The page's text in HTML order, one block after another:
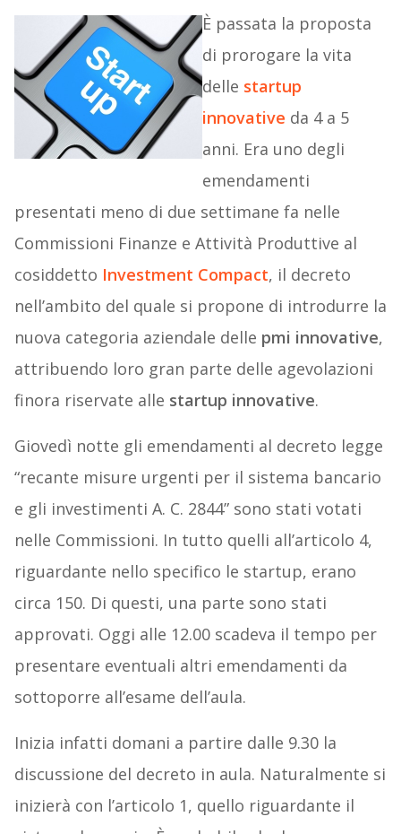
È passata la proposta
di prorogare la vita
delle startup
innovative da 4 a 5
anni. Era uno degli
emendamenti
presentati meno di due settimane fa nelle
Commissioni Finanze e Attività Produttive al
cosiddetto Investment Compact, il decreto
nell’ambito del quale si propone di introdurre la
nuova categoria aziendale delle pmi innovative,
attribuendo loro gran parte delle agevolazioni
finora riservate alle startup innovative.
Giovedì notte gli emendamenti al decreto legge
“recante misure urgenti per il sistema bancario
e gli investimenti A. C. 2844” sono stati votati
nelle Commissioni. In tutto quelli all’articolo 4,
riguardante nello specifico le startup, erano
circa 150. Di questi, una parte sono stati
approvati. Oggi alle 12.00 scadeva il tempo per
presentare eventuali altri emendamenti da
sottoporre all’esame dell’aula.
Inizia infatti domani a partire dalle 9.30 la
discussione del decreto in aula. Naturalmente si
inizierà con l’articolo 1, quello riguardante il